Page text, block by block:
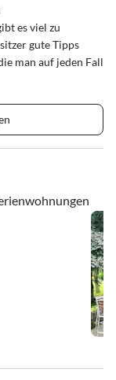
es viel zu
gute Tipps
man auf jeden Fall